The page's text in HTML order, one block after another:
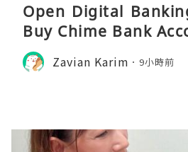
Open Digital
Buy Chime Bank
Zavian Karim 9小時前